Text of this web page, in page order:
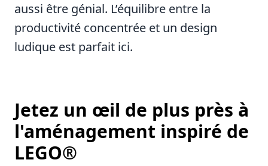
aussi être génial. L’équilibre entre la
productivité concentrée et un design
ludique est parfait ici.
Jetez un œil de plus près à
l'aménagement inspiré de
LEGO®